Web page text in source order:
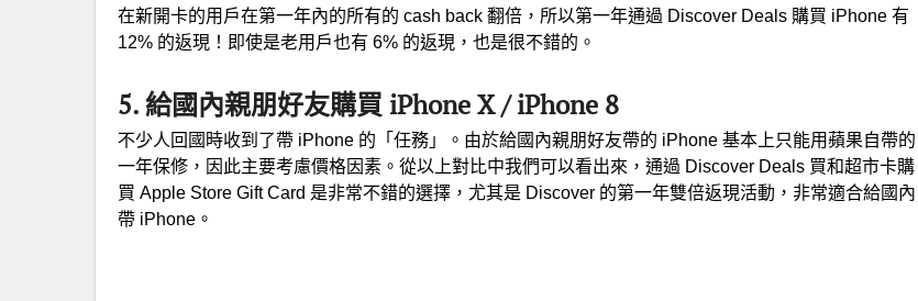
在新開卡的用戶在第一年內的所有的 cash back 翻倍，所以第一年通過 Discover Deals 購買 iPhone 有
12% 的返現！即使是老用戶也有 6% 的返現，也是很不錯的。
5. 給國內親朋好友購買 iPhone X / iPhone 8
不少人回國時收到了帶 iPhone 的「任務」。由於給國內親朋好友帶的 iPhone 基本上只能用蘋果自帶的
一年保修，因此主要考慮價格因素。從以上對比中我們可以看出來，通過 Discover Deals 買和超市卡購
買 Apple Store Gift Card 是非常不錯的選擇，尤其是 Discover 的第一年雙倍返現活動，非常適合給國內
帶 iPhone。